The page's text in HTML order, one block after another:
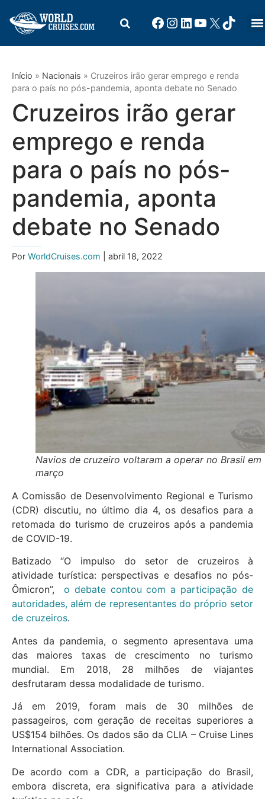
Início » Nacionais » Cruzeiros irão gerar emprego e renda
para o país no pós-pandemia, aponta debate no Senado
Cruzeiros irão gerar
emprego e renda
para o país no pós-
pandemia, aponta
debate no Senado
Por WorldCruises.com | abril 18, 2022
Navios de cruzeiro voltaram a operar no Brasil em
março
A Comissão de Desenvolvimento Regional e Turismo
(CDR) discutiu, no último dia 4, os desafios para a
retomada do turismo de cruzeiros após a pandemia
de COVID-19.
Batizado “O impulso do setor de cruzeiros à
atividade turística: perspectivas e desafios no pós-
Ômicron”, o debate contou com a participação de
autoridades, além de representantes do próprio setor
de cruzeiros.
Antes da pandemia, o segmento apresentava uma
das maiores taxas de crescimento no turismo
mundial. Em 2018, 28 milhões de viajantes
desfrutaram dessa modalidade de turismo.
Já em 2019, foram mais de 30 milhões de
passageiros, com geração de receitas superiores a
US$154 bilhões. Os dados são da CLIA – Cruise Lines
International Association.
De acordo com a CDR, a participação do Brasil,
embora discreta, era significativa para a atividade